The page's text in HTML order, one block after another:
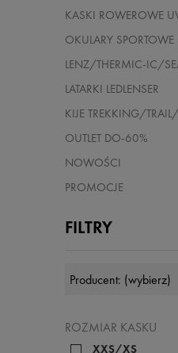
KASKI ROWEROWE
OKULARY SPORTOWE
LENZ/THERMIC-IC/
LATARKI LEDLENSER
KIJE TREKKING/
OUTLET DO-60%
NOWOŚCI
PROMOCJE
FILTRY
ROZMIAR KASKU
XXS/XS